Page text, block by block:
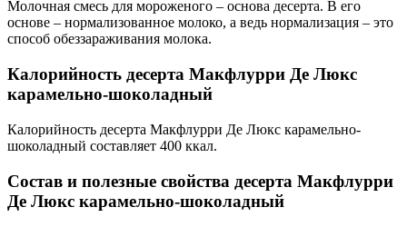
Молочная смесь для мороженого – основа десерта. В его
основе – нормализованное молоко, а ведь нормализация – это
способ обеззараживания молока.
Калорийность десерта Макфлурри Де Люкс
карамельно-шоколадный
Калорийность десерта Макфлурри Де Люкс карамельно-
шоколадный составляет 400 ккал.
Состав и полезные свойства десерта Макфлурри
Де Люкс карамельно-шоколадный